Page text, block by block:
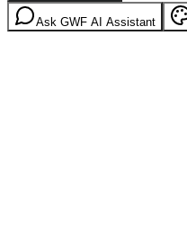
Ask GWF AI Assistant